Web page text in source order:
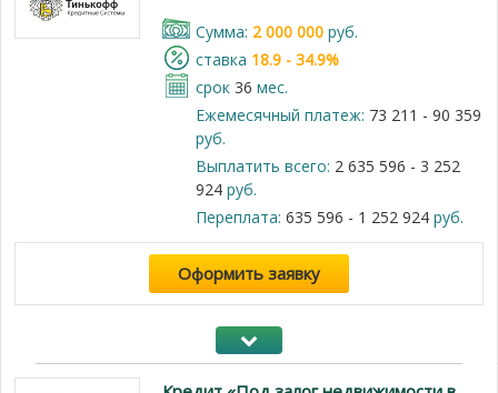
Cумма: 2 000 000руб.
cтавка 18.9 - 34.9%
срок 36 мес.
Ежемесячный платеж: 73 211 - 90 359
руб.
Выплатить всего: 2 635 596 - 3 252
924руб.
Переплата: 635 596 - 1 252 924руб.
Оформить заявку